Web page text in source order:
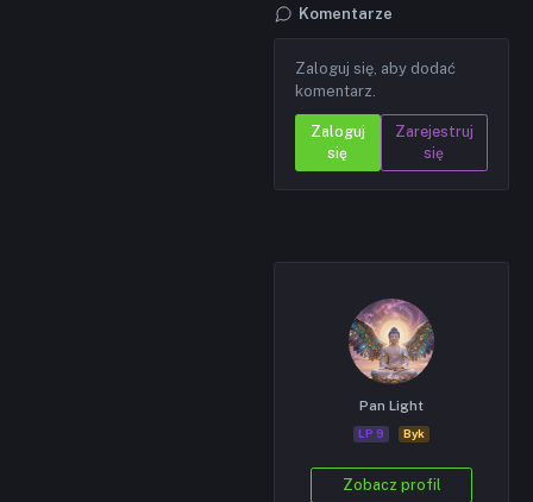
Komentarze
Zaloguj się, aby dodać
komentarz.
Zaloguj
się
Zarejestruj
się
Pan Light
LP 9 Byk
Zobacz profil